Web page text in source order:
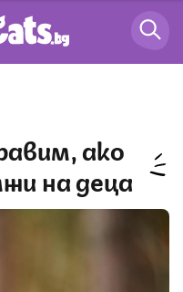
на деца